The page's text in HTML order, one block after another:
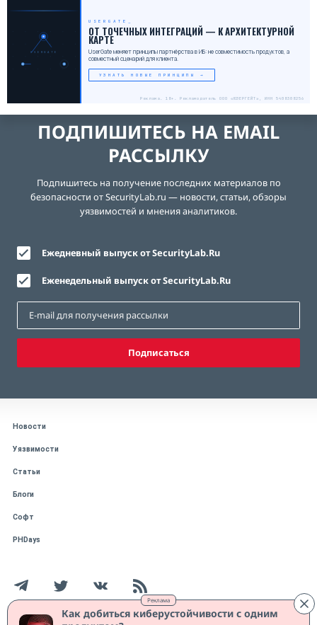
Реклама
Как добиться киберустойчивости с одним
USERGATE
USERGATE
ОТ ТОЧЕЧНЫХ ИНТЕГРАЦИЙ — К АРХИТЕКТУРНОЙ
КАРТЕ
UserGate меняет принципы партнёрства в ИБ: не совместимость продуктов, а
совместный сценарий для клиента.
УЗНАТЬ НОВЫЕ ПРИНЦИПЫ →
Реклама. 18+. Рекламодатель ООО «ЮЗЕРГЕЙТ», ИНН 5408308256
ПОДПИШИТЕСЬ НА EMAIL
РАССЫЛКУ
Подпишитесь на получение последних материалов по
безопасности от SecurityLab.ru — новости, статьи, обзоры
уязвимостей и мнения аналитиков.
Ежедневный выпуск от SecurityLab.Ru
Еженедельный выпуск от SecurityLab.Ru
Подписаться
Новости
Уязвимости
Статьи
Блоги
Софт
PHDays